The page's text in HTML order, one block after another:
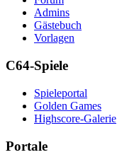
Admins
Gästebuch
Vorlagen
C64-Spiele
Spieleportal
Golden Games
Highscore-Galerie
Portale